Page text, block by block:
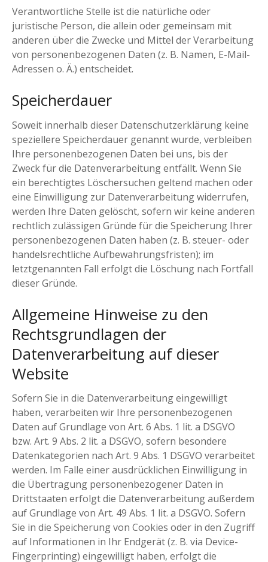
Verantwortliche Stelle ist die natürliche oder
juristische Person, die allein oder gemeinsam mit
anderen über die Zwecke und Mittel der Verarbeitung
von personenbezogenen Daten (z. B. Namen, E-Mail-
Adressen o. Ä.) entscheidet.
Speicherdauer
Soweit innerhalb dieser Datenschutzerklärung keine
speziellere Speicherdauer genannt wurde, verbleiben
Ihre personenbezogenen Daten bei uns, bis der
Zweck für die Datenverarbeitung entfällt. Wenn Sie
ein berechtigtes Löschersuchen geltend machen oder
eine Einwilligung zur Datenverarbeitung widerrufen,
werden Ihre Daten gelöscht, sofern wir keine anderen
rechtlich zulässigen Gründe für die Speicherung Ihrer
personenbezogenen Daten haben (z. B. steuer- oder
handelsrechtliche Aufbewahrungsfristen); im
letztgenannten Fall erfolgt die Löschung nach Fortfall
dieser Gründe.
Allgemeine Hinweise zu den
Rechtsgrundlagen der
Datenverarbeitung auf dieser
Website
Sofern Sie in die Datenverarbeitung eingewilligt
haben, verarbeiten wir Ihre personenbezogenen
Daten auf Grundlage von Art. 6 Abs. 1 lit. a DSGVO
bzw. Art. 9 Abs. 2 lit. a DSGVO, sofern besondere
Datenkategorien nach Art. 9 Abs. 1 DSGVO verarbeitet
werden. Im Falle einer ausdrücklichen Einwilligung in
die Übertragung personenbezogener Daten in
Drittstaaten erfolgt die Datenverarbeitung außerdem
auf Grundlage von Art. 49 Abs. 1 lit. a DSGVO. Sofern
Sie in die Speicherung von Cookies oder in den Zugriff
auf Informationen in Ihr Endgerät (z. B. via Device-
Fingerprinting) eingewilligt haben, erfolgt die